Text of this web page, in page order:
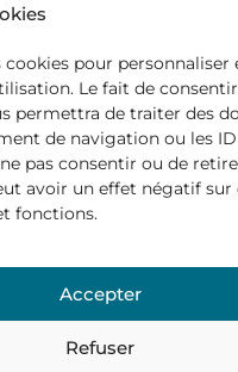
cookies pour personnaliser
Le fait de consentir
permettra de traiter des
de navigation ou les
pas consentir ou de
avoir un effet négatif sur
fonctions.
Accepter
Refuser
A propos
la Communauté de
en Aquitaine
d’ouverture :
9:00 – 12:00 / 14:00 –
: 9:00 – 12:00